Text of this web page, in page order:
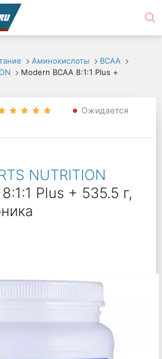
Аминокислоты
ВСАА
Modern BCAA 8:1:1 Plus +
Ожидается
NUTRITION
Plus + 535.5 г,